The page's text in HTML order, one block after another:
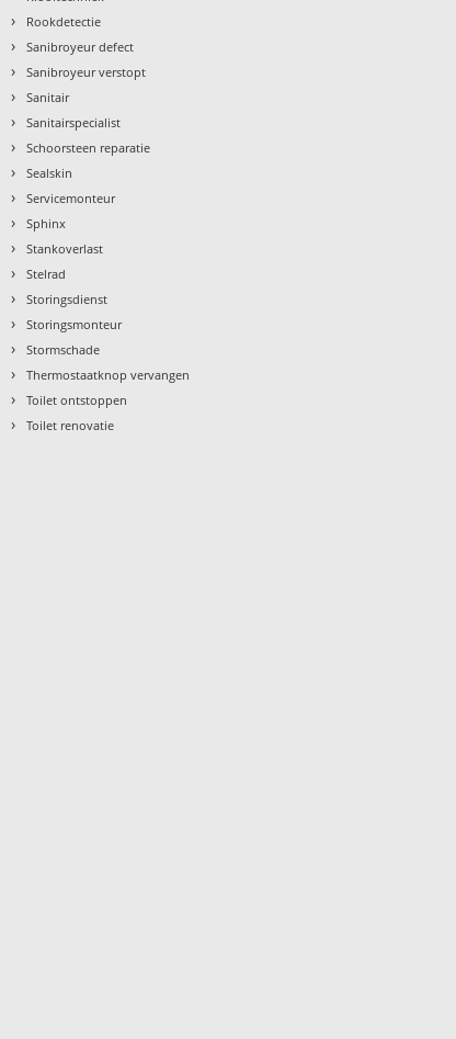
› Rookdetectie
› Sanibroyeur defect
› Sanibroyeur verstopt
› Sanitair
› Sanitairspecialist
› Schoorsteen reparatie
› Sealskin
› Servicemonteur
› Sphinx
› Stankoverlast
› Stelrad
› Storingsdienst
› Storingsmonteur
› Stormschade
› Thermostaatknop vervangen
› Toilet ontstoppen
› Toilet renovatie